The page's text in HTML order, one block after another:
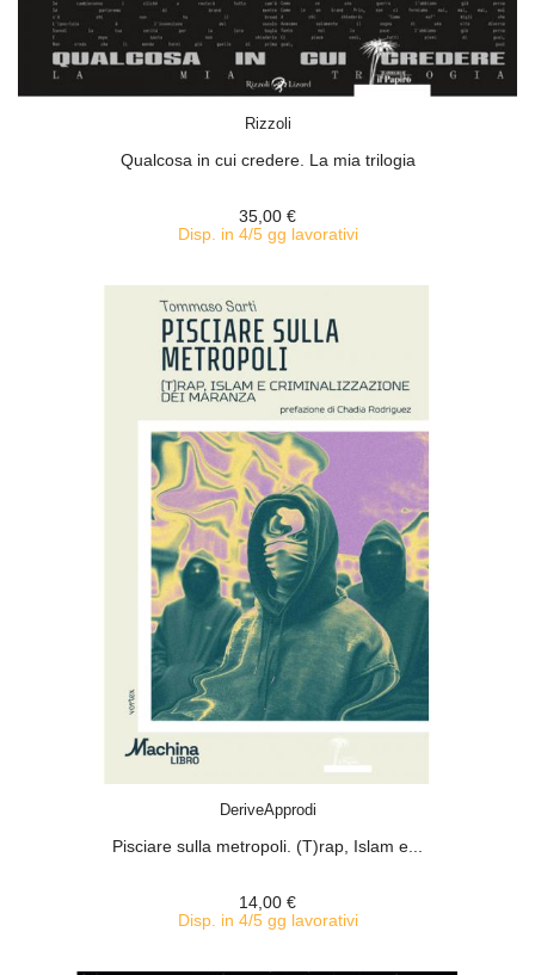
Rizzoli
Qualcosa in cui credere. La mia trilogia
35,00 €
Disp. in 4/5 gg lavorativi
DeriveApprodi
Pisciare sulla metropoli. (T)rap, Islam e...
14,00 €
Disp. in 4/5 gg lavorativi